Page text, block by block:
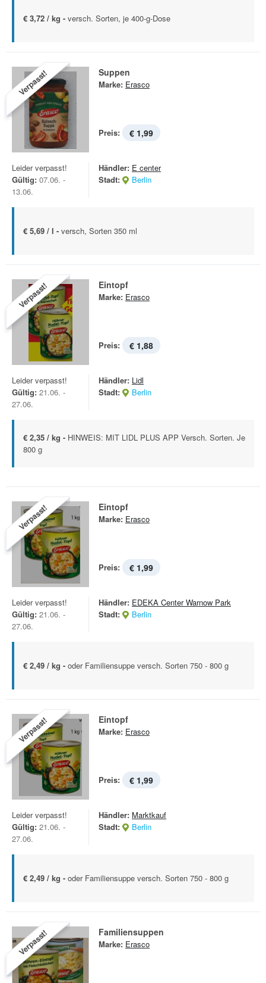
€ 3,72 / kg - versch. Sorten, je 400-g-Dose
Verpasst! Suppen
Marke: Erasco
Preis: € 1,99
Leider verpasst!
Gültig: 07.06. -
13.06.
Händler: E center
Stadt:
Berlin
€ 5,69 / l - versch, Sorten 350 ml
Verpasst! Eintopf
Marke: Erasco
Preis: € 1,88
Leider verpasst!
Gültig: 21.06. -
27.06.
Händler: Lidl
Stadt:
Berlin
€ 2,35 / kg - HINWEIS: MIT LIDL PLUS APP Versch. Sorten. Je
800 g
Verpasst! Eintopf
Marke: Erasco
Preis: € 1,99
Leider verpasst!
Gültig: 21.06. -
27.06.
Händler: EDEKA Center Warnow Park
Stadt:
Berlin
€ 2,49 / kg - oder Familiensuppe versch. Sorten 750 - 800 g
Verpasst! Eintopf
Marke: Erasco
Preis: € 1,99
Leider verpasst!
Gültig: 21.06. -
27.06.
Händler: Marktkauf
Stadt:
Berlin
€ 2,49 / kg - oder Familiensuppe versch. Sorten 750 - 800 g
Verpasst! Familiensuppen
Marke: Erasco